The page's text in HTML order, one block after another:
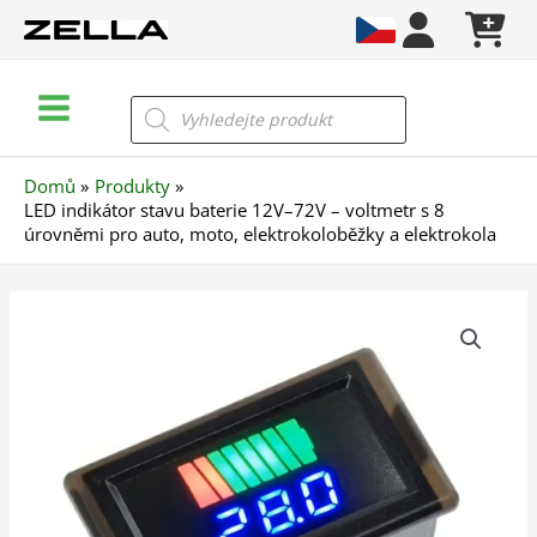
Menu
Products
search
Domů
Produkty
LED indikátor stavu baterie 12V–72V – voltmetr s 8
úrovněmi pro auto, moto, elektrokoloběžky a elektrokola
voltmetr